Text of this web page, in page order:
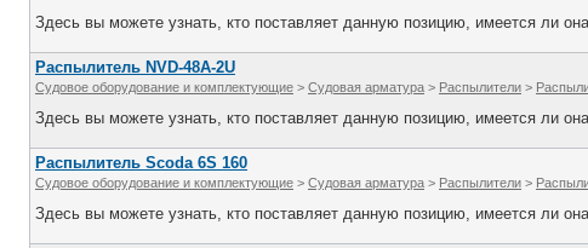
Здесь вы можете узнать, кто поставляет данную позицию, имеется ли
Распылитель NVD-48A-2U
Судовое оборудование и комплектующие > Судовая арматура > Распылители >
Здесь вы можете узнать, кто поставляет данную позицию, имеется ли
Распылитель Scoda 6S 160
Судовое оборудование и комплектующие > Судовая арматура > Распылители >
Здесь вы можете узнать, кто поставляет данную позицию, имеется ли